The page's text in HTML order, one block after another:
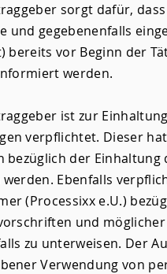
sorgt dafür,
und gegebenenfalls
bereits vor Beginn der
werden.
ist zur
verpflichtet. Dieser
bezüglich der Einhaltung
Ebenfalls
(Processixx e.U.)
und
zu unterweisen. Der
Verwendung von